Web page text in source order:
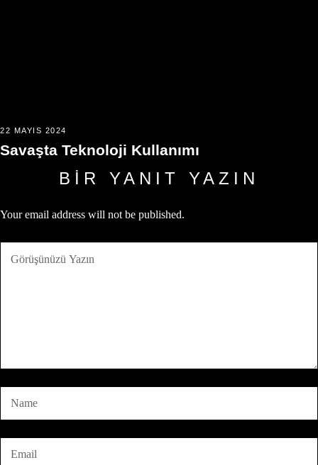
22 MAYIS 2024
Savaşta Teknoloji Kullanımı
BIR YANIT YAZIN
Your email address will not be published.